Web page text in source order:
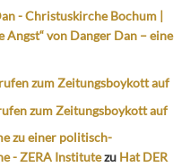
- Christuskirche Bochum |
Angst“ von Danger Dan – eine
zum Zeitungsboykott auf
zum Zeitungsboykott auf
zu einer politisch-
- ZERA Institutezu Hat DER